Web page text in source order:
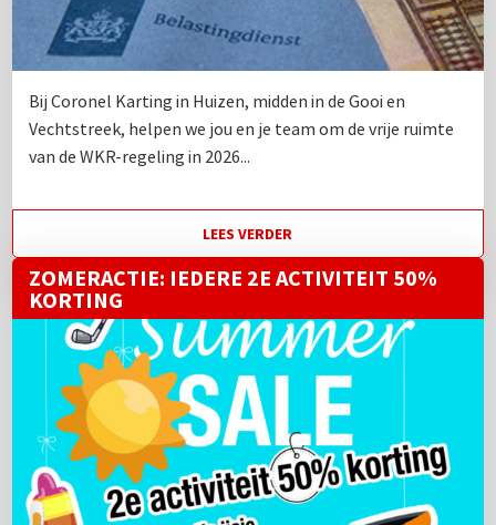
Bij Coronel Karting in Huizen, midden in de Gooi en
Vechtstreek, helpen we jou en je team om de vrije ruimte
van de WKR-regeling in 2026...
LEES VERDER
ZOMERACTIE: IEDERE 2E ACTIVITEIT 50%
KORTING